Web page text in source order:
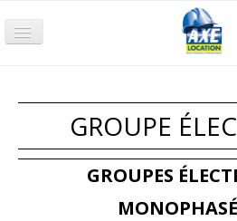
Compactage
Nacelle
Chariot
GROUPE
GROUPES